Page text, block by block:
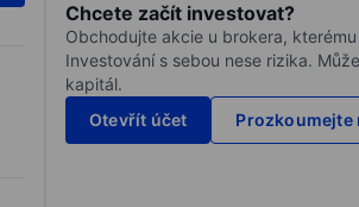
Chcete začít investovat?
Obchodujte akcie u brokera,
Investování s sebou nese rizika.
kapitál.
Otevřít účet
Prozkoumejte